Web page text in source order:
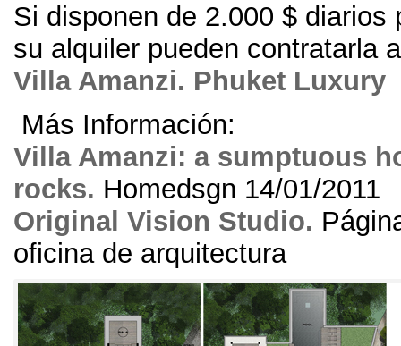
Si disponen de 2.000 $ diarios
su alquiler pueden contratarla
Villa Amanzi. Phuket Luxury
Más Información:
Villa Amanzi: a sumptuous
rocks. Homedsgn 14/01/2011
Original Vision Studio.
oficina de arquitectura